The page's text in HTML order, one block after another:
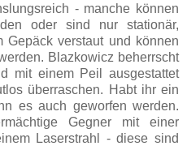
- manche können
oder sind nur stationär,
verstaut und können
Blazkowicz beherrscht
mit einem Peil ausgestattet
überraschen. Habt ihr ein
es auch geworfen werden.
Gegner mit einer
Laserstrahl - diese sind